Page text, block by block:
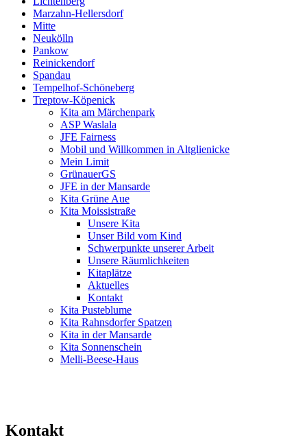
Marzahn-Hellersdorf
Mitte
Neukölln
Pankow
Reinickendorf
Spandau
Tempelhof-Schöneberg
Treptow-Köpenick
Kita am Märchenpark
ASP Waslala
JFE Fairness
Mobil und Willkommen in Altglienicke
Mein Limit
GrünauerGS
JFE in der Mansarde
Kita Grüne Aue
Kita Moissistraße
Unsere Kita
Unser Bild vom Kind
Schwerpunkte unserer Arbeit
Unsere Räumlichkeiten
Kitaplätze
Aktuelles
Kontakt
Kita Pusteblume
Kita Rahnsdorfer Spatzen
Kita in der Mansarde
Kita Sonnenschein
Melli-Beese-Haus
Kontakt